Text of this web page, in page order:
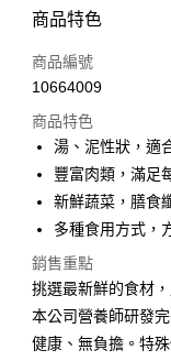
付款方式
信用卡一次付款
ATM付款
運送方式
宅配
每筆NT$100，滿
商品特色
商品編號
10664009
商品特色
湯、泥性狀，適
豐富肉類，滿足
新鮮蔬菜，膳食
多種食用方式，
銷售重點
挑選最新鮮的食材
本公司營養師研發
健康、無負擔。特